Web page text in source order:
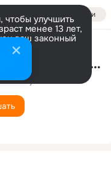
Войти
улучшить
менее 13 лет,
ваш законный
Сорок дней после смерти
Тьма)